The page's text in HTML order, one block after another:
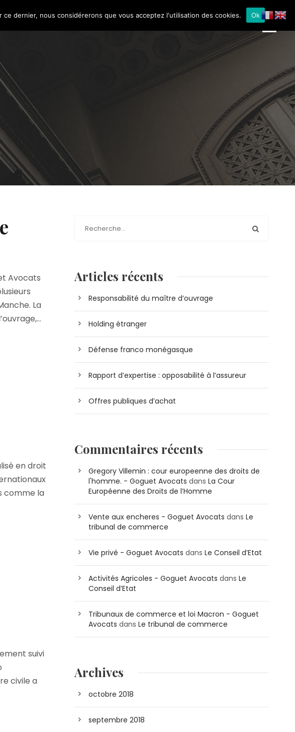
Avocats
La
en droit
comme la
suivi
civile a
Articles récents
Responsabilité du maître d’ouvrage
Holding étranger
Défense franco monégasque
Rapport d’expertise : opposabilité à l’assureur
Offres publiques d’achat
Commentaires récents
Gregory Villemin : cour europeenne des droits de
l'homme. - Goguet Avocats dansLa Cour
Européenne des Droits de l’Homme
Vente aux encheres - Goguet Avocats dansLe
tribunal de commerce
Vie privé - Goguet Avocats dansLe Conseil d’Etat
Activités Agricoles - Goguet Avocats dansLe
Conseil d’Etat
Tribunaux de commerce et loi Macron - Goguet
Avocats dansLe tribunal de commerce
Archives
octobre 2018
septembre 2018
dernier, nous considérerons que vous acceptez l'utilisation des cookies. Ok